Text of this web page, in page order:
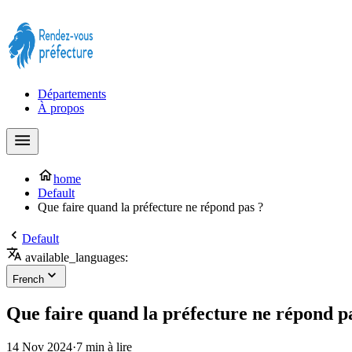
Départements
À propos
home
Default
Que faire quand la préfecture ne répond pas ?
Default
available_languages:
French
Que faire quand la préfecture ne répond
14 Nov 2024·7 min à lire